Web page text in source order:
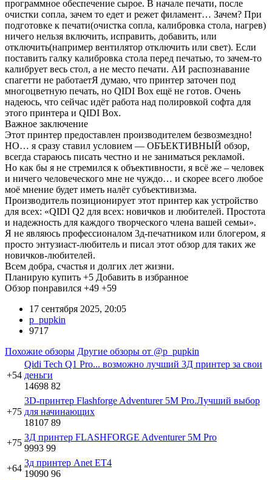
Вынимаем верхнюю защиту и видим принтер
принтер из коробки и достаём ещё две коробки с различными
ключами(для закручивания откручивания болтов и гаек),
кабелями и скребком. Ещё 20грамм филамента(не богато). А
ещё вторая часть держателя филамента